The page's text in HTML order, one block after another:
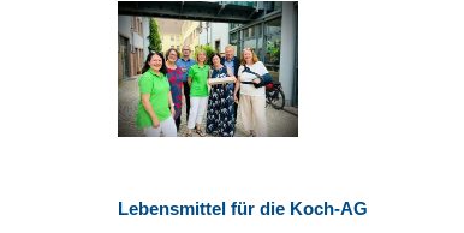
Lebensmittel für die Koch-AG